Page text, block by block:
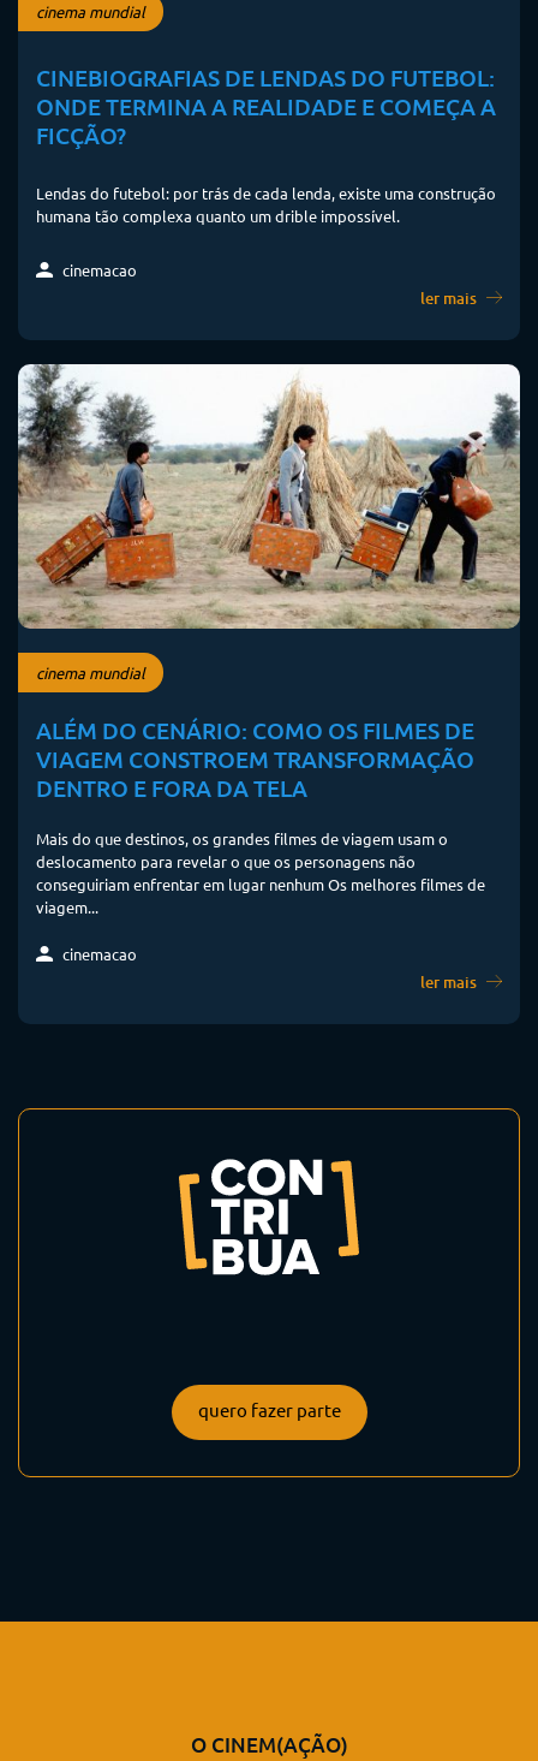
cinema mundial
CINEBIOGRAFIAS DE LENDAS DO FUTEBOL:
ONDE TERMINA A REALIDADE E COMEÇA A
FICÇÃO?
Lendas do futebol: por trás de cada lenda, existe uma construção
humana tão complexa quanto um drible impossível.
cinemacao
ler mais
cinema mundial
ALÉM DO CENÁRIO: COMO OS FILMES DE
VIAGEM CONSTROEM TRANSFORMAÇÃO
DENTRO E FORA DA TELA
Mais do que destinos, os grandes filmes de viagem usam o
deslocamento para revelar o que os personagens não
conseguiriam enfrentar em lugar nenhum Os melhores filmes de
viagem...
cinemacao
ler mais
quero fazer parte
O CINEM(AÇÃO)